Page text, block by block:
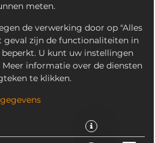
meten.
de verwerking door op "Alles
geval zijn de functionaliteiten in
U kunt uw instellingen
informatie over de diensten
te klikken.